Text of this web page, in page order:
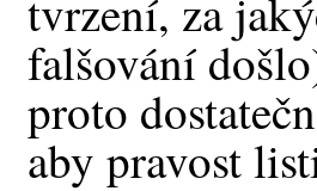
tvrzení, za
falšování
proto
aby pravost